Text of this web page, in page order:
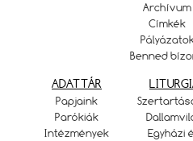
Archívum
Címkék
Benned
ADATTÁR
Papjaink
Parókiák
Intézmények
Egyházi